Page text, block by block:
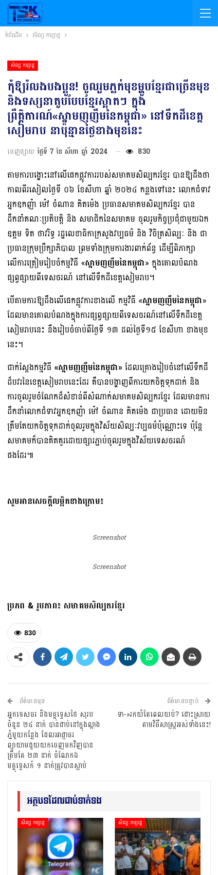
ទំព័រដើម សិល្បៈកម្សាន្ត
សិល្បៈកម្សាន្ត
កុំឱ្យរំលងបងប្អូន! ចូលរួមភ្លក់មុខម្ហូបខ្មែរជាច្រើនមុខ
និងទស្សនាតូបបែបខ្មែរស្អាតៗ ក្នុង
ព្រឹត្តិការណ៍«ស្នាមញញឹមនៃកម្ពុជា» នៅទឹកដីខេត្ត
សៀមរាប នាប៉ុន្មានថ្ងៃខាងមុខនេះ
ចេញផ្សាយ ថ្ងៃទី 7 ខែ សីហា ឆ្នាំ 2024 830
តាមការបង្ហោះនៅលើផេកផ្លូវការរបស់សមាគមសិល្បករខ្មែរ បានឱ្យដឹងថា
កាលពីរសៀលថ្ងៃទី ០៦ ខែសីហា ឆ្នាំ ២០២៤ កន្លងទៅនេះ លោកជំទាវ
អ្នកឧកញ៉ា ម៉ៅ ចំណាន គិតម៉េង ប្រធានសមាគមសិល្បករខ្មែរ បាន
ដឹកនាំគណៈប្រតិបត្តិ និង សមាជិកនៃសមាគម ចូលរួមកិច្ចប្រជុំជាមួយឯក
ឧត្តម ទិត ថាវរិទ្ធ រដ្ឋលេខាធិកាក្រសួងវប្បធម៌ និង វិចិត្រសិល្បៈ និង ជា
ប្រធានក្រុមប្រឹក្សាភិបាល ព្រមទាំងក្រុមការងារពាក់ព័ន្ធ ដើម្បីពិភាក្សា
លើការត្រៀមរៀបចំកម្មវិធី «ស្នាមញញឹមនៃកម្ពុជា» ក្នុងគោលបំណង
ផ្សព្វផ្សាយពីទេសចរណ៍ នៅលើទឹកដីខេត្តសៀមរាប។
បើតាមការឱ្យដឹងលើផេកផ្លូវការខាងលើ កម្មវិធី «ស្នាមញញឹមនៃកម្ពុជា»
ដែលមានគោលបំណងក្នុងការផ្សព្វផ្សាយពីទេសចរណ៍នៅលើទឹកដីខេត្ត
សៀមរាបនេះ នឹងរៀបចំចាប់ពីថ្ងៃទី ១៣ ដល់ថ្ងៃទី១៥ ខែសីហា ខាងមុខ
នេះ។
ជាក់ស្ដែងកម្មវិធី «ស្នាមញញឹមនៃកម្ពុជា»ដែលគ្រោងរៀបចំនៅលើទឹកដី
ដ៏បវរនៃខេត្តសៀមរាបនេះដែរ គឺបានបង្ហាញពីការយកចិត្តទុកដាក់ និង
ការចូលរួមចំណែកដ៏សំខាន់ពីសំណាក់សមាគមសិល្បករខ្មែរ ដែលមានការ
ដឹកនាំលោកជំទាវអ្នកឧកញ៉ា ម៉ៅ ចំណាន គិតម៉េង ជាប្រធាន ដោយមិន
ត្រឹមតែយកចិត្តទុកដាក់ចូលរួមក្នុងវិស័យសិល្បៈវប្បធម៌ប៉ុណ្ណោះទេ ប៉ុន្តែ
សមាគមក៏បានគិតគួរដោយផ្សារភ្ជាប់ចូលរួមក្នុងវិស័យទេសចរណ៍
ផងដែរ៕
សូមអានសេចក្តីលម្អិតខាងក្រោម៖
Screenshot
Screenshot
ប្រភព & រូបភាព៖ សមាគមសិល្បករខ្មែរ
830
ព័ត៌មានមុន
អ្នកទេសចរ និងមគ្គុទ្ទេសថៃ សុរប
ចំនួន ២៤ នាក់ បានជាប់នៅក្នុងល្អាង
ភ្នំមួយកន្លែង ដែលអាជ្ញាធរ
ព្យាយាមជួយយកចេញមកវិញបាន
ត្រឹមតែ ២៣ នាក់ ចំណែកឯ
មគ្គុទ្ទេសក៍ ១ នាក់ត្រូវបានស្លាប់
ព័ត៌មានបន្ទាប់
ទា-»រកយំតែពេលយប់? ដោះស្រាយ
តាមវិធីសាស្ត្រអស់ទាំងនេះ!
អត្ថបទដែលជាប់ទាក់ទង
សិល្បៈកម្សាន្ត សិល្បៈកម្សាន្ត